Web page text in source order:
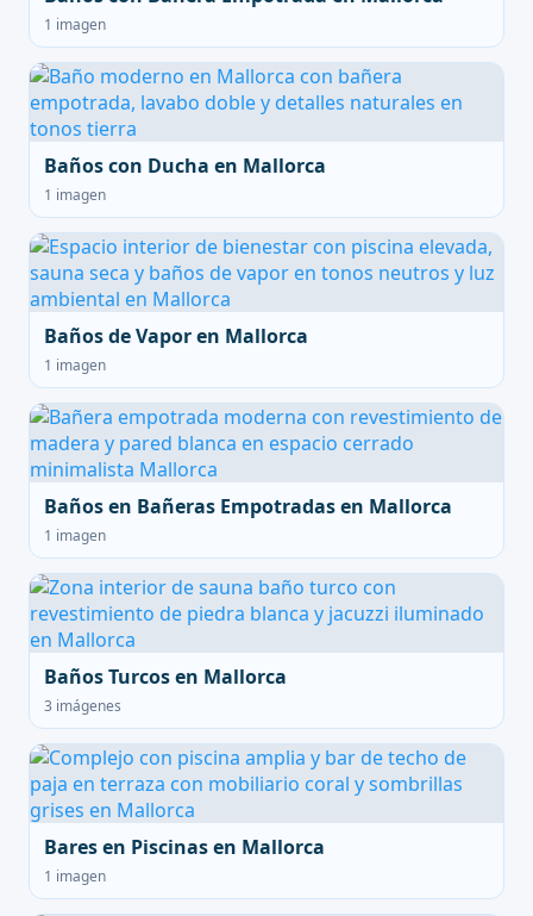
1 imagen
Baños con Ducha en Mallorca
1 imagen
Baños de Vapor en Mallorca
1 imagen
Baños en Bañeras Empotradas en Mallorca
1 imagen
Baños Turcos en Mallorca
3 imágenes
Bares en Piscinas en Mallorca
1 imagen